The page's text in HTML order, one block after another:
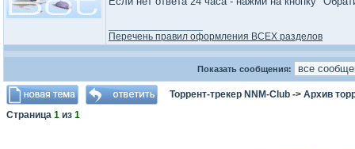
Перечень правил оформления ВСЕХ разделов
Показать сообщения:
Торрент-трекер NNM-Club -> Архив
Страница 1 из 1